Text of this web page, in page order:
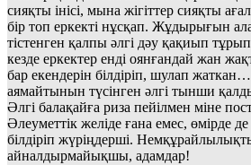
сияқты інісі, мына жігіттер сияқты
бір топ еркекті нұсқап. Жұдырығын
тістенген қалпы әлгі дәу қақиып
кезде еркектер енді оянғандай жан
бар екендерін білдіріп, шулап
аямайтынын түсінген әлгі тынши
Әлгі балақайға риза пейілмен міне
Әлеуметтік желіде ғана емес, өмірде
білдіріп жүріңдерші.
айналдырмайықшы, адамдар!